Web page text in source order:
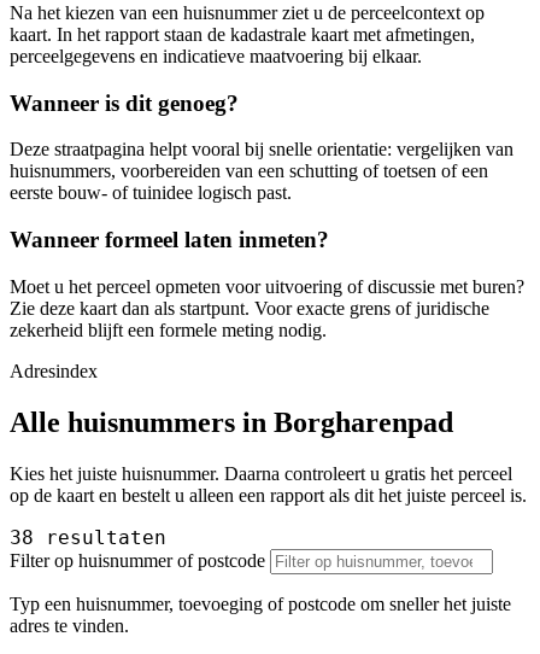
Na het kiezen van een huisnummer ziet u de perceelcontext op
kaart. In het rapport staan de kadastrale kaart met afmetingen,
perceelgegevens en indicatieve maatvoering bij elkaar.
Wanneer is dit genoeg?
Deze straatpagina helpt vooral bij snelle orientatie: vergelijken van
huisnummers, voorbereiden van een schutting of toetsen of een
eerste bouw- of tuinidee logisch past.
Wanneer formeel laten inmeten?
Moet u het perceel opmeten voor uitvoering of discussie met buren?
Zie deze kaart dan als startpunt. Voor exacte grens of juridische
zekerheid blijft een formele meting nodig.
Adresindex
Alle huisnummers in Borgharenpad
Kies het juiste huisnummer. Daarna controleert u gratis het perceel
op de kaart en bestelt u alleen een rapport als dit het juiste perceel is.
38 resultaten
Filter op huisnummer of postcode
Typ een huisnummer, toevoeging of postcode om sneller het juiste
adres te vinden.